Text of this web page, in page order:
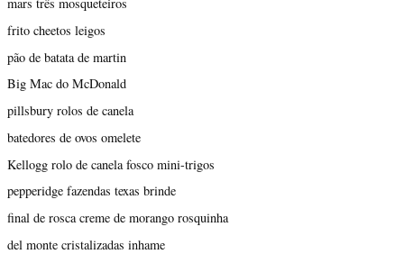
mars três mosqueteiros
frito cheetos leigos
pão de batata de martin
Big Mac do McDonald
pillsbury rolos de canela
batedores de ovos omelete
Kellogg rolo de canela fosco mini-trigos
pepperidge fazendas texas brinde
final de rosca creme de morango rosquinha
del monte cristalizadas inhame